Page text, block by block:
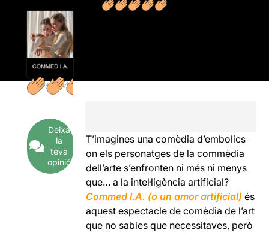
Deixa
la
teva
opinió
T’imagines una comèdia d’embolics
on els personatges de la commèdia
dell’arte s’enfronten ni més ni menys
que… a la intel·ligència artificial?
Commed I.A. (o un amor artificial)és
aquest espectacle de comèdia de l’art
que no sabies que necessitaves, però